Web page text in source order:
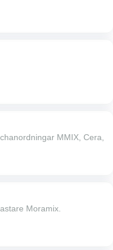
MMIX, Cera,
Moramix.